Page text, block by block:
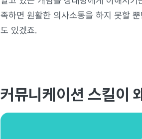
족하면 원활한 의사소통을 하지 못할
도 있겠죠.
커뮤니케이션 스킬이